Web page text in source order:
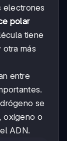
electrones
polar
tiene
más
entre
se
oxígeno o
ADN.